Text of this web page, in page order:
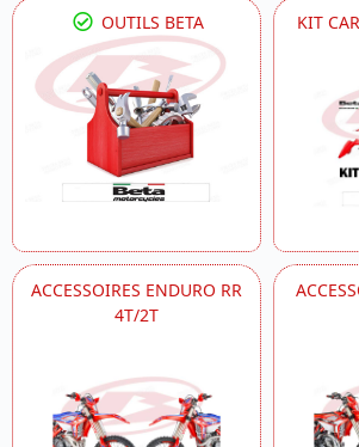
OUTILS BETA
KIT
ACCESSOIRES ENDURO RR
4T/2T